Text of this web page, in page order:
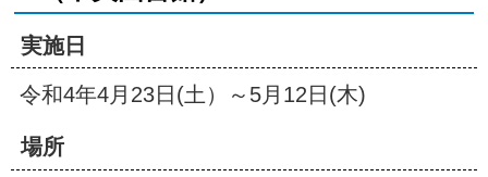
実施日
令和4年4月23日(土）～5月12日(木)
場所